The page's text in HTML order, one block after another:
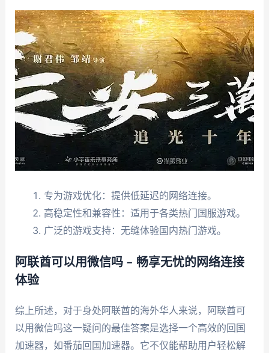
专为游戏优化：提供低延迟的网络连接。
高稳定性和兼容性：适用于各类热门国服游戏。
广泛的游戏支持：无缝体验国内热门游戏。
阿联酋可以用微信吗 – 畅享无忧的网络连接
体验
综上所述，对于身处阿联酋的海外华人来说，阿联酋可
以用微信吗这一疑问的最佳答案是选择一个高效的回国
加速器，如番茄回国加速器。它不仅能帮助用户轻松解